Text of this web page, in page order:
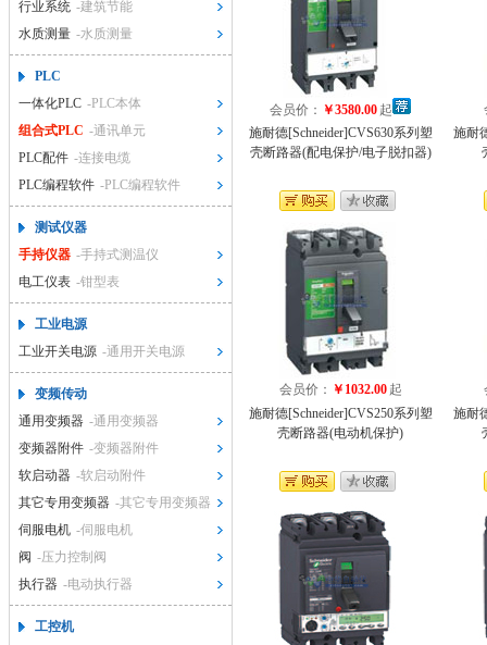
会员价： ￥3580.00 起
施耐德[Schneider]CVS630系列塑
壳断路器(配电保护/电子脱扣器)
施耐
会员价： ￥1032.00 起
施耐德[Schneider]CVS250系列塑
壳断路器(电动机保护)
施耐
行业系统 -建筑节能
水质测量 -水质测量
PLC
一体化PLC -PLC本体
组合式PLC -通讯单元
PLC配件 -连接电缆
PLC编程软件 -PLC编程软件
测试仪器
手持仪器 -手持式测温仪
电工仪表 -钳型表
工业电源
工业开关电源 -通用开关电源
变频传动
通用变频器 -通用变频器
变频器附件 -变频器附件
软启动器 -软启动附件
其它专用变频器 -其它专用变频器
伺服电机 -伺服电机
阀 -压力控制阀
执行器 -电动执行器
工控机